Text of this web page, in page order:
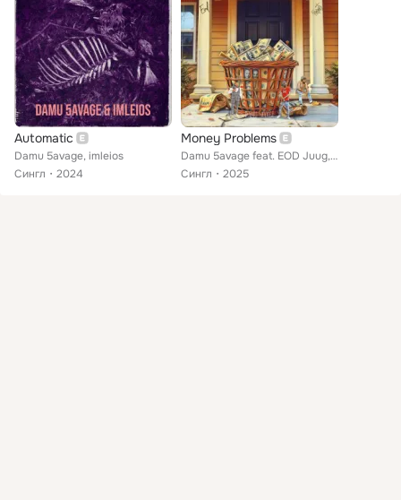
Automatic
Damu 5avage, imleios
Сингл
2024
Money Problems
Damu 5avage feat. EOD Juug, imleios
Сингл
2025